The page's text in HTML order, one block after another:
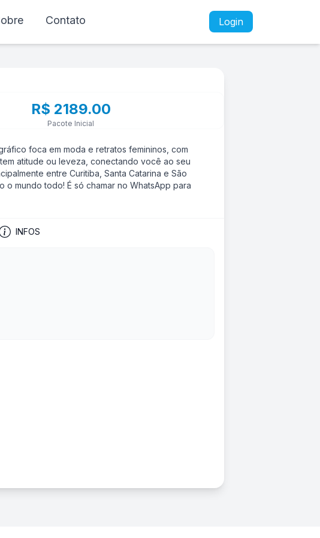
Contato Login
R$ 2189.00
Pacote Inicial
foca em moda e retratos femininos, com
atitude ou leveza, conectando você ao seu
entre Curitiba, Santa Catarina e São
o mundo todo! É só chamar no WhatsApp para
INFOS